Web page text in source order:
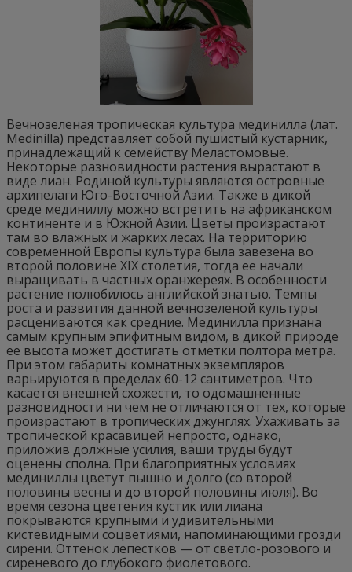
Вечнозеленая тропическая культура мединилла (лат.
Medinilla) представляет собой пушистый кустарник,
принадлежащий к семейству Меластомовые.
Некоторые разновидности растения вырастают в
виде лиан. Родиной культуры являются островные
архипелаги Юго-Восточной Азии. Также в дикой
среде мединиллу можно встретить на африканском
континенте и в Южной Азии. Цветы произрастают
там во влажных и жарких лесах. На территорию
современной Европы культура была завезена во
второй половине XIX столетия, тогда ее начали
выращивать в частных оранжереях. В особенности
растение полюбилось английской знатью. Темпы
роста и развития данной вечнозеленой культуры
расцениваются как средние. Мединилла признана
самым крупным эпифитным видом, в дикой природе
ее высота может достигать отметки полтора метра.
При этом габариты комнатных экземпляров
варьируются в пределах 60-12 сантиметров. Что
касается внешней схожести, то одомашненные
разновидности ни чем не отличаются от тех, которые
произрастают в тропических джунглях. Ухаживать за
тропической красавицей непросто, однако,
приложив должные усилия, ваши труды будут
оценены сполна. При благоприятных условиях
мединиллы цветут пышно и долго (со второй
половины весны и до второй половины июля). Во
время сезона цветения кустик или лиана
покрываются крупными и удивительными
кистевидными соцветиями, напоминающими грозди
сирени. Оттенок лепестков — от светло-розового и
сиреневого до глубокого фиолетового.